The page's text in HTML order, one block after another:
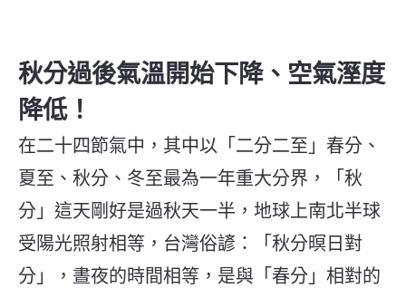
秋分過後氣溫開始下降、空氣溼度
降低！
在二十四節氣中，其中以「二分二至」春分、
夏至、秋分、冬至最為一年重大分界，「秋
分」這天剛好是過秋天一半，地球上南北半球
受陽光照射相等，台灣俗諺：「秋分暝日對
分」，晝夜的時間相等，是與「春分」相對的